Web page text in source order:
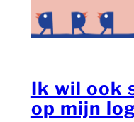
Ik wil ook
op mijn